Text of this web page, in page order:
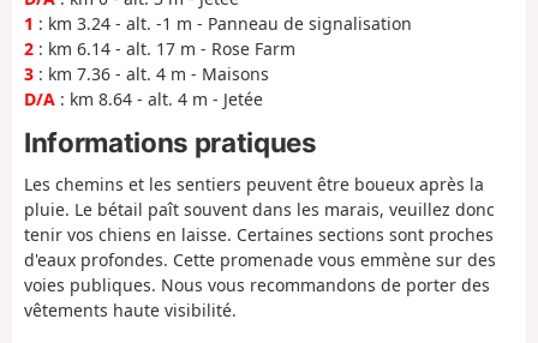
1 : km 3.24 - alt. -1 m - Panneau de signalisation
2 : km 6.14 - alt. 17 m - Rose Farm
3 : km 7.36 - alt. 4 m - Maisons
D/A : km 8.64 - alt. 4 m - Jetée
Informations pratiques
Les chemins et les sentiers peuvent être boueux après la
pluie. Le bétail paît souvent dans les marais, veuillez donc
tenir vos chiens en laisse. Certaines sections sont proches
d'eaux profondes. Cette promenade vous emmène sur des
voies publiques. Nous vous recommandons de porter des
vêtements haute visibilité.